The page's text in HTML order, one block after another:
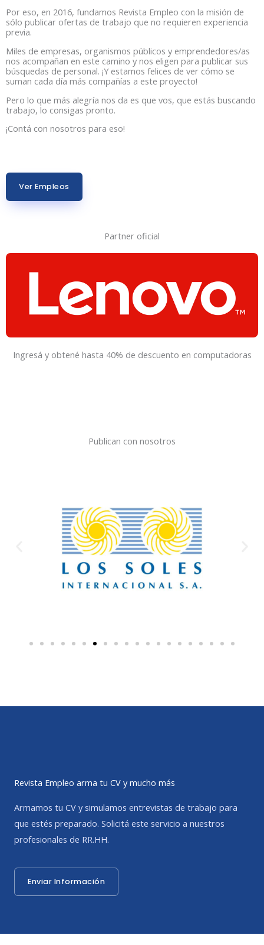
Por eso, en 2016, fundamos Revista Empleo con la misión de
sólo publicar ofertas de trabajo que no requieren experiencia
previa.
Miles de empresas, organismos públicos y emprendedores/as
nos acompañan en este camino y nos eligen para publicar sus
búsquedas de personal. ¡Y estamos felices de ver cómo se
suman cada día más compañías a este proyecto!
Pero lo que más alegría nos da es que vos, que estás buscando
trabajo, lo consigas pronto.
¡Contá con nosotros para eso!
Ver Empleos
Partner oficial
Ingresá y obtené hasta 40% de descuento en computadoras
Publican con nosotros
Revista Empleo arma tu CV y mucho más
Armamos tu CV y simulamos entrevistas de trabajo para
que estés preparado. Solicitá este servicio a nuestros
profesionales de RR.HH.
Enviar Información